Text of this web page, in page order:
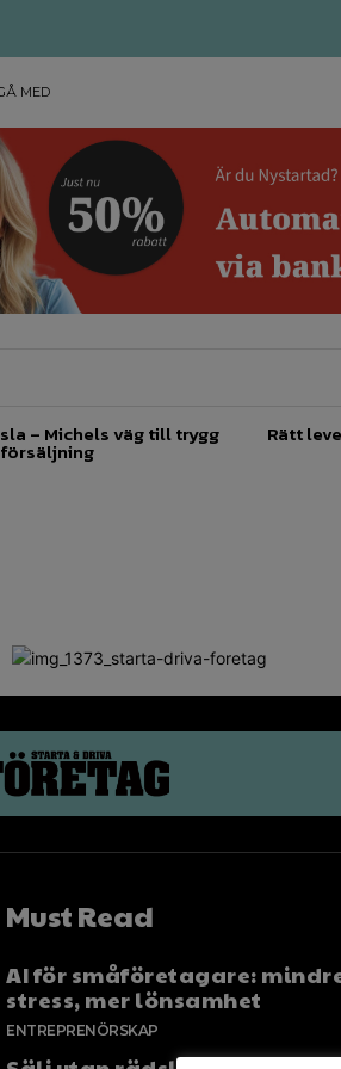
MED
– Michels väg till trygg Rätt
Must Read
AI för småföretagare:
stress, mer lönsamhet
ENTREPRENÖRSKAP